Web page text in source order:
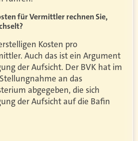
für Vermittler rechnen Sie,
Kosten pro
Auch das ist ein Argument
der Aufsicht. Der BVK hat im
an das
abgegeben, die sich
der Aufsicht auf die Bafin